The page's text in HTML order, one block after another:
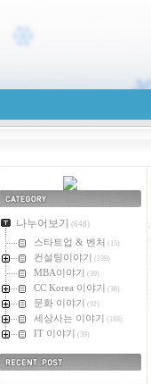
카테고리
나누어보기 (648)
스타트업 & 벤처 (15)
컨설팅이야기 (239)
MBA이야기 (39)
CC Korea 이야기 (36)
문화 이야기 (92)
세상사는 이야기 (188)
IT 이야기 (39)